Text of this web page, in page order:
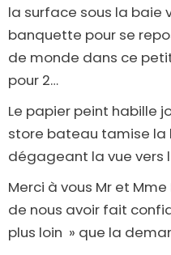
la surface sous la baie
banquette pour se
de monde dans ce
pour 2…
Le papier peint habille
store bateau tamise la
dégageant la vue vers
Merci à vous Mr et
de nous avoir fait
plus loin » que la